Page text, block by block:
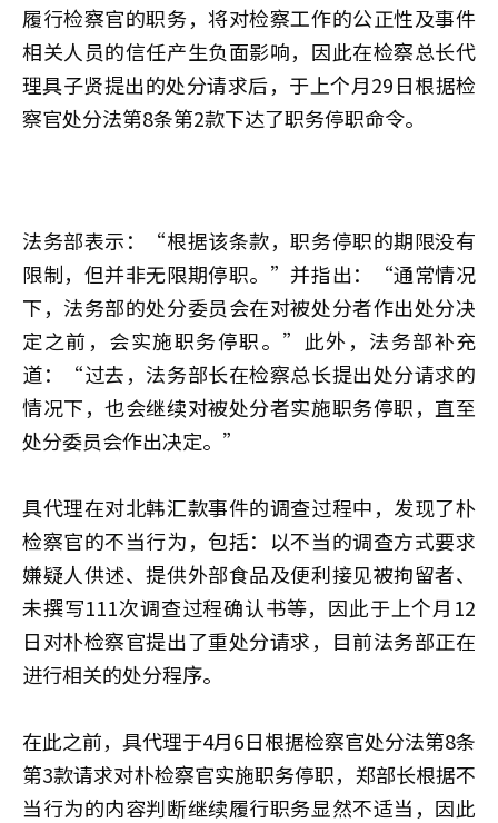
履行检察官的职务，将对检察工作的公正性及事件
相关人员的信任产生负面影响，因此在检察总长代
理具子贤提出的处分请求后，于上个月29日根据检
察官处分法第8条第2款下达了职务停职命令。
法务部表示：“根据该条款，职务停职的期限没有
限制，但并非无限期停职。”并指出：“通常情况
下，法务部的处分委员会在对被处分者作出处分决
定之前，会实施职务停职。”此外，法务部补充
道：“过去，法务部长在检察总长提出处分请求的
情况下，也会继续对被处分者实施职务停职，直至
处分委员会作出决定。”
具代理在对北韩汇款事件的调查过程中，发现了朴
检察官的不当行为，包括：以不当的调查方式要求
嫌疑人供述、提供外部食品及便利接见被拘留者、
未撰写111次调查过程确认书等，因此于上个月12
日对朴检察官提出了重处分请求，目前法务部正在
进行相关的处分程序。
在此之前，具代理于4月6日根据检察官处分法第8条
第3款请求对朴检察官实施职务停职，郑部长根据不
当行为的内容判断继续履行职务显然不适当，因此